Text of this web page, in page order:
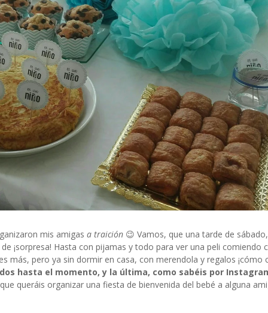
mis amigas a traición 😉 Vamos, que una tarde de
¡sorpresa! Hasta con pijamas y todo para ver una peli comiendo
más, pero ya sin dormir en casa, con merendola y regalos ¡cómo
hasta el momento, y la última, como sabéis por
queráis organizar una fiesta de bienvenida del bebé a alguna